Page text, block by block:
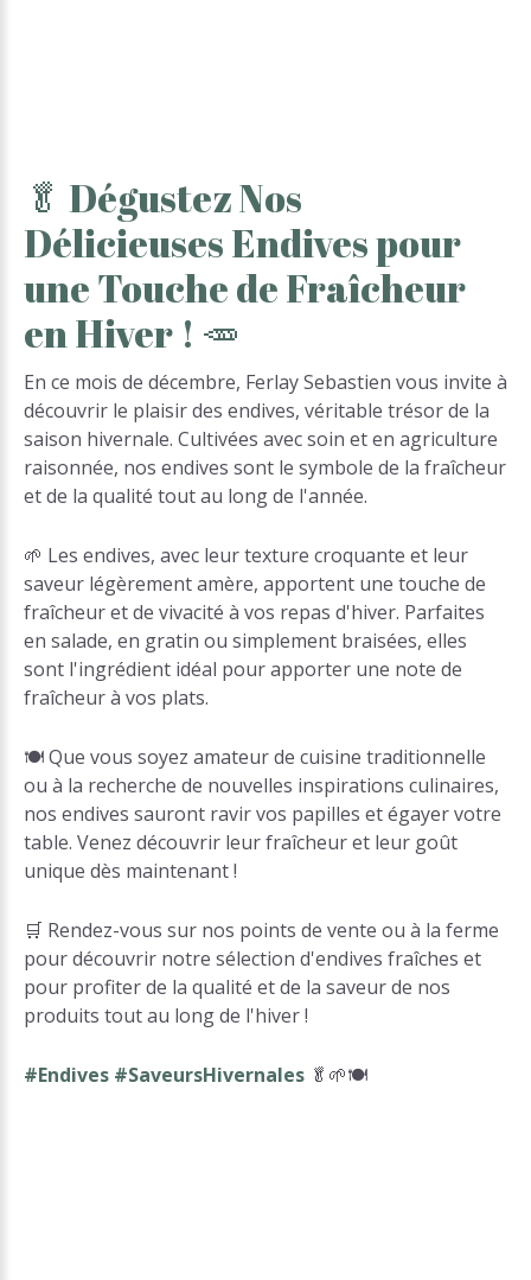
🥬 DégustezNos
DélicieusesEndivespour
uneTouchedeFraîcheur
enHiver ! 🥕
En ce mois de décembre, Ferlay Sebastien vous invite à
découvrir le plaisir des endives, véritable trésor de la
saison hivernale. Cultivées avec soin et en agriculture
raisonnée, nos endives sont le symbole de la fraîcheur
et de la qualité tout au long de l'année.
🌱 Les endives, avec leur texture croquante et leur
saveur légèrement amère, apportent une touche de
fraîcheur et de vivacité à vos repas d'hiver. Parfaites
en salade, en gratin ou simplement braisées, elles
sont l'ingrédient idéal pour apporter une note de
fraîcheur à vos plats.
🍽️ Que vous soyez amateur de cuisine traditionnelle
ou à la recherche de nouvelles inspirations culinaires,
nos endives sauront ravir vos papilles et égayer votre
table. Venez découvrir leur fraîcheur et leur goût
unique dès maintenant !
🛒 Rendez-vous sur nos points de vente ou à la ferme
pour découvrir notre sélection d'endives fraîches et
pour profiter de la qualité et de la saveur de nos
produits tout au long de l'hiver !
#Endives #SaveursHivernales 🥬🌱🍽️